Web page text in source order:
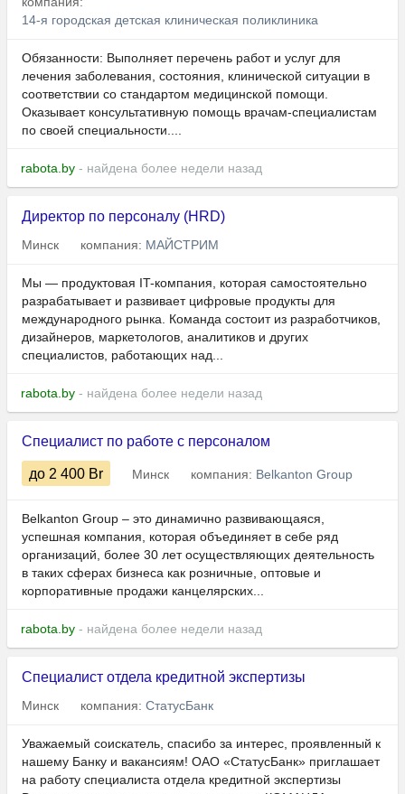
14-я городская детская клиническая поликлиника
Обязанности: Выполняет перечень работ и услуг для
лечения заболевания, состояния, клинической ситуации в
соответствии со стандартом медицинской помощи.
Оказывает консультативную помощь врачам-специалистам
по своей специальности....
rabota.by - найдена более недели назад
Директор по персоналу (HRD)
Минск компания: МАЙСТРИМ
Мы — продуктовая IT-компания, которая самостоятельно
разрабатывает и развивает цифровые продукты для
международного рынка. Команда состоит из разработчиков,
дизайнеров, маркетологов, аналитиков и других
специалистов, работающих над...
rabota.by - найдена более недели назад
Специалист по работе с персоналом
до 2 400 Br Минск компания: Belkanton Group
Belkanton Group – это динамично развивающаяся,
успешная компания, которая объединяет в себе ряд
организаций, более 30 лет осуществляющих деятельность
в таких сферах бизнеса как розничные, оптовые и
корпоративные продажи канцелярских...
rabota.by - найдена более недели назад
Специалист отдела кредитной экспертизы
Минск компания: СтатусБанк
Уважаемый соискатель, спасибо за интерес, проявленный к
нашему Банку и вакансиям! ОАО «СтатусБанк» приглашает
на работу специалиста отдела кредитной экспертизы